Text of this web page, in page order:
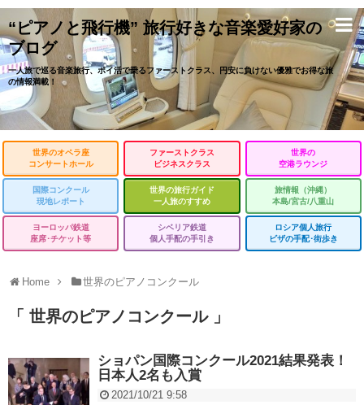
“ピアノと飛行機” 旅行好きな音楽愛好家の
ブログ
一人旅で巡る音楽旅行、ポイ活で乗るファーストクラス、円安に負けない優雅でお得な旅
の情報満載！
世界のオペラ座
コンサートホール
ファーストクラス
ビジネスクラス
世界の
空港ラウンジ
国際コンクール
現地レポート
世界の旅行ガイド
一人旅のすすめ
旅情報（沖縄）
本島/宮古/八重山
ヨーロッパ鉄道
座席･チケット等
シベリア鉄道
個人手配の手引き
ロシア個人旅行
ビザの手配･街歩き
Home 世界のピアノコンクール
「 世界のピアノコンクール 」
ショパン国際コンクール2021結果発表！
日本人2名も入賞
2021/10/21 9:58